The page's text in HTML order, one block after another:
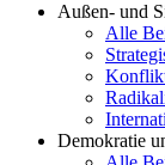
Außen- und
Alle
Demokratie